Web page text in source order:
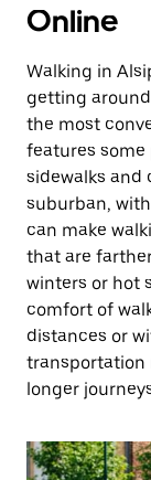
Online
Walking in
getting
the most
features
sidewalks and
suburban,
can make
that are
winters or hot
comfort of
distances or
transportation
longer